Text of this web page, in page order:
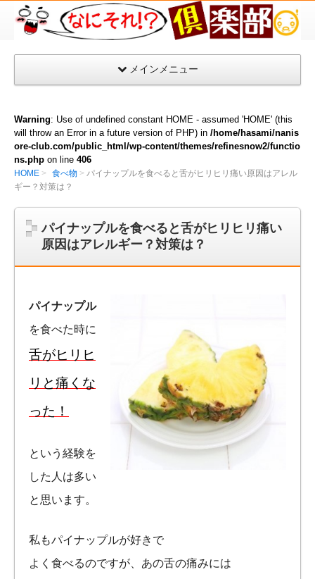
な
そ
部
メインメニュー
Warning: Use of undefined constant HOME - assumed 'HOME' (this
will throw an Error in a future version of PHP) in /home/hasami/nanis
ore-club.com/public_html/wp-content/themes/refinesnow2/functio
ns.php on line 406
HOME 食べ物
パイナップルを食べると舌がヒリヒリ痛い原因はアレル
ギー？対策は？
パイナップルを食べると舌がヒリヒリ痛い
原因はアレルギー？対策は？
パイナップル
を食べた時に
舌がヒリヒ
リと痛くな
った！
という経験を
した人は多い
と思います。
私もパイナップルが好きで
よく食べるのですが、あの舌の痛みには